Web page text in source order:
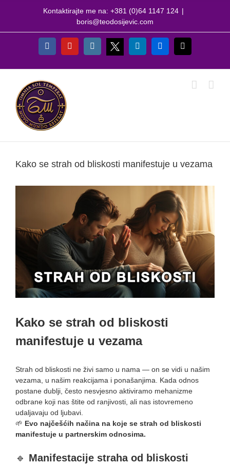
Kontaktirajte me na: +381 (0)64 1147 124 |
boris@teodosijevic.com
FacebookYouTubeInstagram
X LinkedInFlickr
Kako se strah od bliskosti manifestuje u vezama
Kako se strah od bliskosti
manifestuje u vezama
Strah od bliskosti ne živi samo u nama — on se vidi u našim
vezama, u našim reakcijama i ponašanjima. Kada odnos
postane dublji, često nesvjesno aktiviramo mehanizme
odbrane koji nas štite od ranjivosti, ali nas istovremeno
udaljavaju od ljubavi.
🌱 Evo najčešćih načina na koje se strah od bliskosti
manifestuje u partnerskim odnosima.
🔹 Manifestacije straha od bliskosti